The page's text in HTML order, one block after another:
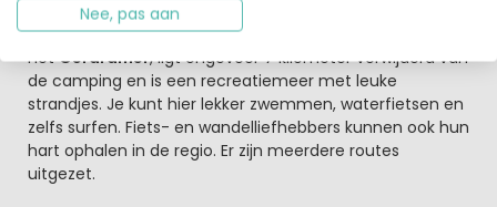
Vervelen in de Vogezen is geen optie, relaxen wel
HetGerardmer, ligt ongeveer 7 kilometer verwijderd van
de camping en is een recreatiemeer met leuke
strandjes. Je kunt hier lekker zwemmen, waterfietsen en
zelfs surfen. Fiets- en wandelliefhebbers kunnen ook hun
hart ophalen in de regio. Er zijn meerdere routes
uitgezet.
Nee, pas aan